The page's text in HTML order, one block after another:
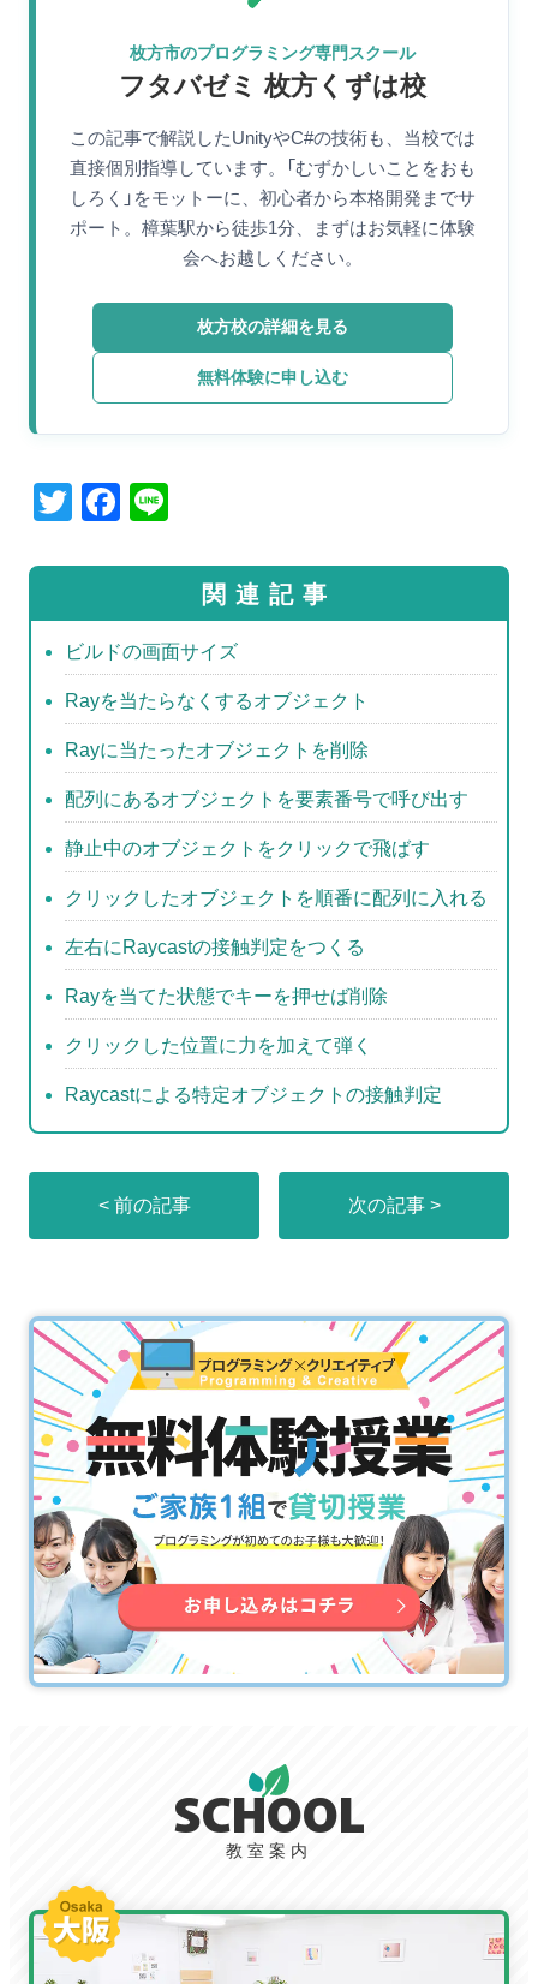
枚方市のプログラミング専門スクール
フタバゼミ 枚方くずは校
この記事で解説したUnityやC#の技術も、当校では
直接個別指導しています。「むずかしいことをおも
しろく」をモットーに、初心者から本格開発までサ
ポート。樟葉駅から徒歩1分、まずはお気軽に体験
会へお越しください。
枚方校の詳細を見る
無料体験に申し込む
T
tt
er
F
c
e
b
o
o
k
e 関連記事
ビルドの画面サイズ
Rayを当たらなくするオブジェクト
Rayに当たったオブジェクトを削除
配列にあるオブジェクトを要素番号で呼び出す
静止中のオブジェクトをクリックで飛ばす
クリックしたオブジェクトを順番に配列に入れる
左右にRaycastの接触判定をつくる
Rayを当てた状態でキーを押せば削除
クリックした位置に力を加えて弾く
Raycastによる特定オブジェクトの接触判定
< 前の記事 次の記事 >
SCHOOL
教室案内